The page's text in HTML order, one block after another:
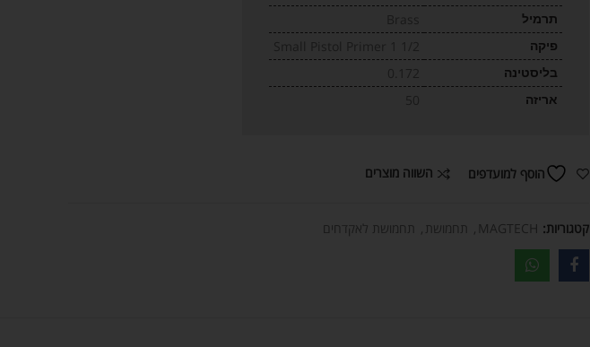
תרמיל
פיקה
בליסטינה
אריזה
הוסף למועדפים השווה מוצרים
קטגוריות: MAGTECH
, תחמושת , תחמושת לאקדחים